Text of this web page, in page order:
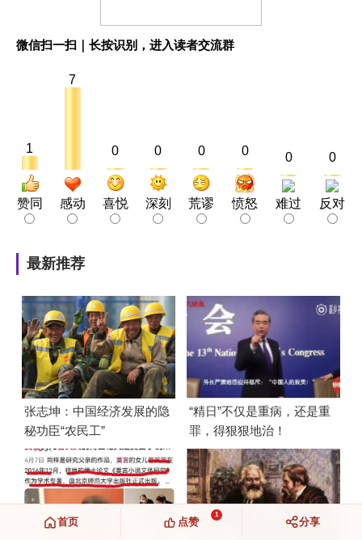
微信扫一扫｜长按识别，进入读者交流群
1
赞同
7
感动
0
喜悦
0
深刻
0
荒谬
0
愤怒
0
难过
0
反对
最新推荐
张志坤：中国经济发展的隐
秘功臣“农民工”
“精日”不仅是重病，还是重
罪，得狠狠地治！
首页
1
点赞 分享